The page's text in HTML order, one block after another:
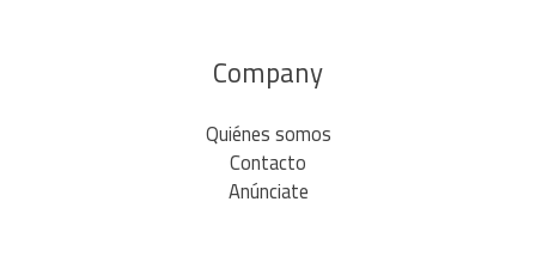
Company
Quiénes somos
Contacto
Anúnciate